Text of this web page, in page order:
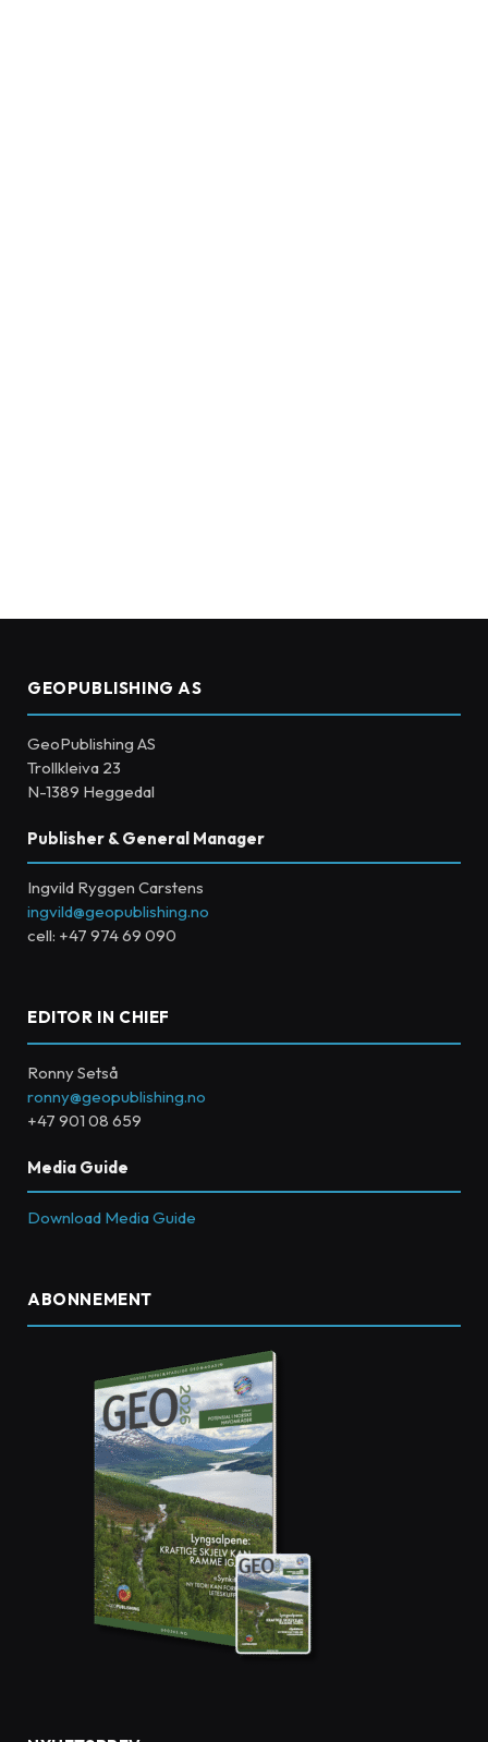
GEOPUBLISHING AS
GeoPublishing AS
Trollkleiva 23
N-1389 Heggedal
Publisher & General Manager
Ingvild Ryggen Carstens
ingvild@geopublishing.no
cell: +47 974 69 090
EDITOR IN CHIEF
Ronny Setså
ronny@geopublishing.no
+47 901 08 659
Media Guide
Download Media Guide
ABONNEMENT